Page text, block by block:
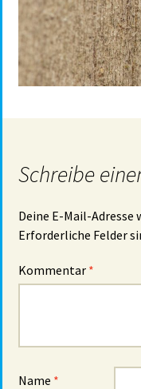
Schreibe
Deine E-Mail-
Erforderliche Felder
Kommentar *
Name *